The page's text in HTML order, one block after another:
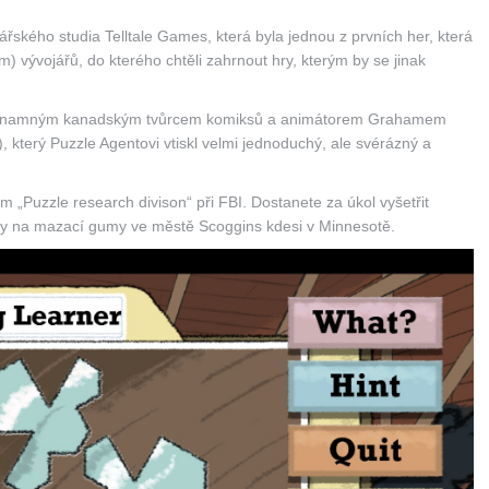
studia Telltale Games, která byla jednou z prvních her, která
vývojářů, do kterého chtěli zahrnout hry, kterým by se jinak
kanadským tvůrcem komiksů a animátorem Grahamem
který Puzzle Agentovi vtiskl velmi jednoduchý, ale svérázný a
„Puzzle research divison“ při FBI. Dostanete za úkol vyšetřit
mazací gumy ve městě Scoggins kdesi v Minnesotě.